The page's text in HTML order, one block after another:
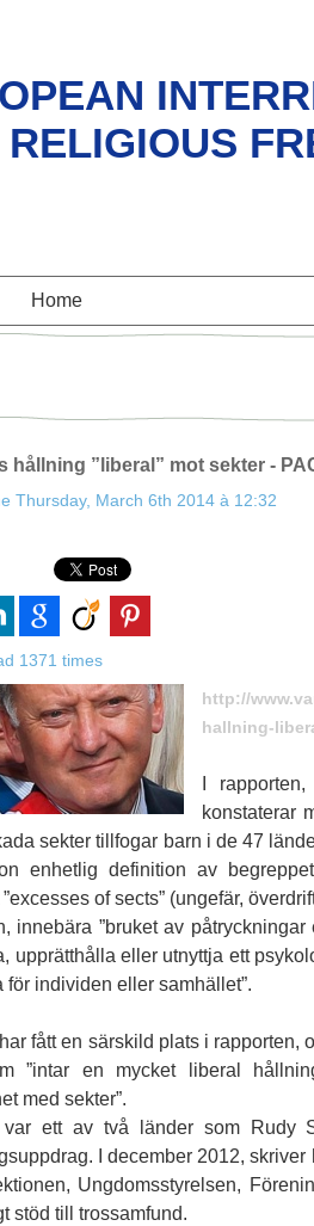
RELIGIOUS
Home
hållning ”liberal” mot sekter -
Thursday, March 6th 2014 à 12:32
1371 times
http://
hallning-
I
konstaterar
sekter tillfogar barn i de 47
enhetlig definition av
”excesses of sects” (ungefär,
innebära ”bruket av
upprätthålla eller utnyttja ett
för individen eller samhället”.
fått en särskild plats i rapporten,
”intar en mycket liberal
med sekter”.
var ett av två länder som Rudy
I december 2012,
Ungdomsstyrelsen,
stöd till trossamfund.